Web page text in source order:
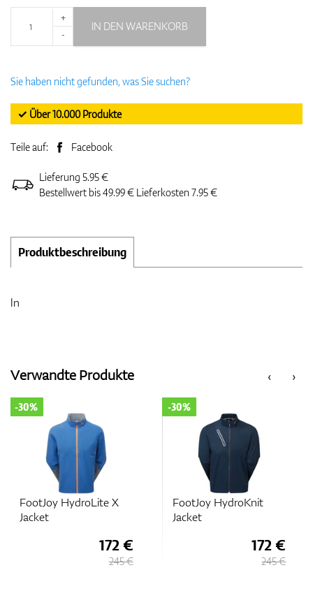
+
-
IN DEN WARENKORB
Sie haben nicht gefunden, was Sie suchen?
✓ Über 10.000 Produkte
Teile auf: Facebook
Lieferung 5.95 €
Bestellwert bis 49.99 € Lieferkosten 7.95 €
Produktbeschreibung
ln
‹
Verwandte Produkte ›
FootJoy HydroLite X
Jacket
-30%
172 €
245 €
FootJoy HydroKnit
Jacket
-30%
172 €
245 €